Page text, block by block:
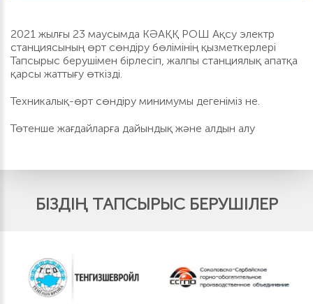
2021 жылғы 23 маусымда КӘАҚҚ РОШ Ақсу электр
станциясының өрт сөндіру бөлімінің қызметкерлері
Тапсырыс берушімен бірлесіп, жалпы станциялық апатқа
қарсы жаттығу өткізді.
Техникалық-өрт сөндіру минимумы дегеніміз не.
Төтенше жағдайларға дайындық және алдын алу
БІЗДІҢ ТАПСЫРЫС БЕРУШІЛЕР